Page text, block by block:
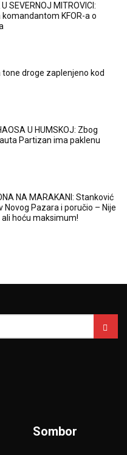
SEVERNOJ MITROVICI:
komandantom KFOR-a o
tone droge zaplenjeno kod
U HUMSKOJ: Zbog
Partizan ima paklenu
NA MARAKANI: Stanković
Novog Pazara i poručio – Nije
hoću maksimum!
Sombor